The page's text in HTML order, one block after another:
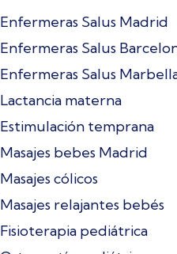
Enfermeras Salus Madrid
Enfermeras Salus
Enfermeras Salus
Lactancia materna
Estimulación temprana
Masajes bebes Madrid
Masajes cólicos
Masajes relajantes bebés
Fisioterapia pediátrica